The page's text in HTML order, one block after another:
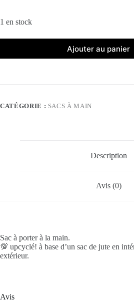
1 en stock
Ajouter au panier
CATÉGORIE : SACS À MAIN
Description
Avis (0)
Sac à porter à la main.
💯 upcyclé! à base d’un sac de jute en
extérieur.
Avis